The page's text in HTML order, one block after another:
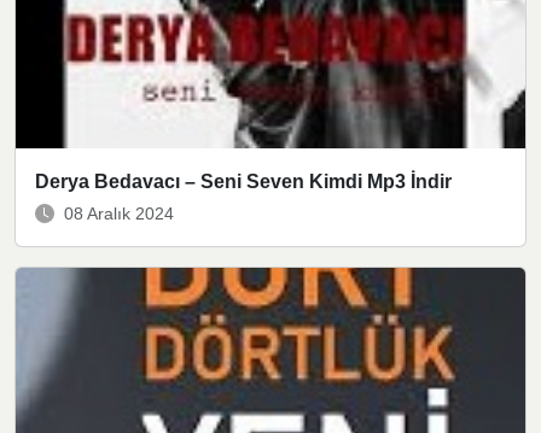
Derya Bedavacı – Seni Seven Kimdi Mp3 İndir
08 Aralık 2024